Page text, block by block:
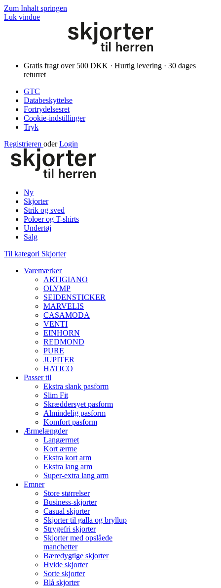
Zum Inhalt springen
Luk vindue
Gratis fragt over 500 DKK · Hurtig levering · 30 dages
returret
GTC
Databeskyttelse
Fortrydelsesret
Cookie-indstillinger
Tryk
Registrieren oder Login
Ny
Skjorter
Strik og sved
Poloer og T-shirts
Undertøj
Salg
Til kategori Skjorter
Varemærker
ARTIGIANO
OLYMP
SEIDENSTICKER
MARVELIS
CASAMODA
VENTI
EINHORN
REDMOND
PURE
JUPITER
HATICO
Passer til
Ekstra slank pasform
Slim Fit
Skræddersyet pasform
Almindelig pasform
Komfort pasform
Ærmelængder
Langærmet
Kort ærme
Ekstra kort arm
Ekstra lang arm
Super-extra lang arm
Emner
Store størrelser
Business-skjorter
Casual skjorter
Skjorter til galla og bryllup
Strygefri skjorter
Skjorter med opslåede
manchetter
Bæredygtige skjorter
Hvide skjorter
Sorte skjorter
Blå skjorter